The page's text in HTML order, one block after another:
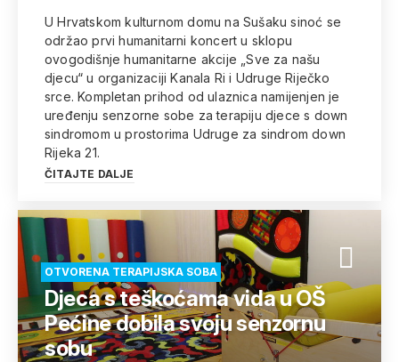
U Hrvatskom kulturnom domu na Sušaku sinoć se
održao prvi humanitarni koncert u sklopu
ovogodišnje humanitarne akcije „Sve za našu
djecu“ u organizaciji Kanala Ri i Udruge Riječko
srce. Kompletan prihod od ulaznica namijenjen je
uređenju senzorne sobe za terapiju djece s down
sindromom u prostorima Udruge za sindrom down
Rijeka 21.
ČITAJTE DALJE
OTVORENA TERAPIJSKA SOBA
Djeca s teškoćama vida u OŠ
Pećine dobila svoju senzornu
sobu